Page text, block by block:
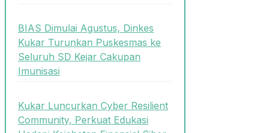
BIAS Dimulai Agustus, Dinkes
Kukar Turunkan Puskesmas ke
Seluruh SD Kejar Cakupan
Imunisasi
Kukar Luncurkan Cyber Resilient
Community, Perkuat Edukasi